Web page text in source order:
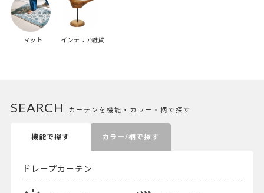
マット インテリア雑貨
カーテンを機能・カラー・柄で探す
SEARCH
機能で探す カラー/柄で探す
ドレープカーテン